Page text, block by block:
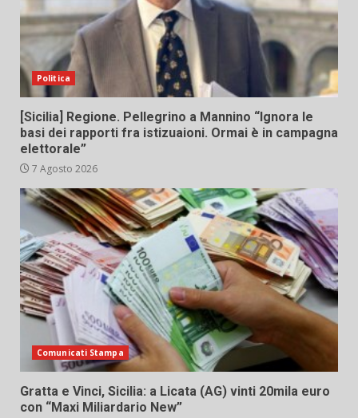
Politica
[Sicilia] Regione. Pellegrino a Mannino “Ignora le
basi dei rapporti fra istizuaioni. Ormai è in campagna
elettorale”
7 Agosto 2026
Comunicati Stampa
Gratta e Vinci, Sicilia: a Licata (AG) vinti 20mila euro
con “Maxi Miliardario New”